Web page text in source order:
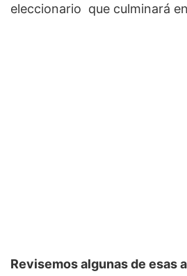
eleccionario que culminará
Revisemos algunas de esas